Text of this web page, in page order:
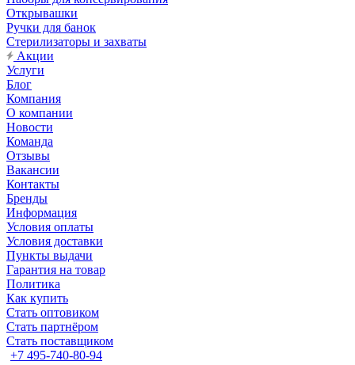
Открывашки
Ручки для банок
Стерилизаторы и захваты
Акции
Услуги
Блог
Компания
О компании
Новости
Команда
Отзывы
Вакансии
Контакты
Бренды
Информация
Условия оплаты
Условия доставки
Пункты выдачи
Гарантия на товар
Политика
Как купить
Стать оптовиком
Стать партнёром
Стать поставщиком
+7 495-740-80-94